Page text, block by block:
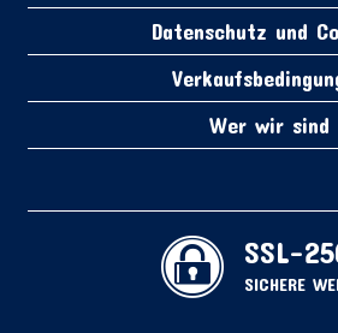
Datenschutz und
Wer wir sind
SSL-
SICHERE